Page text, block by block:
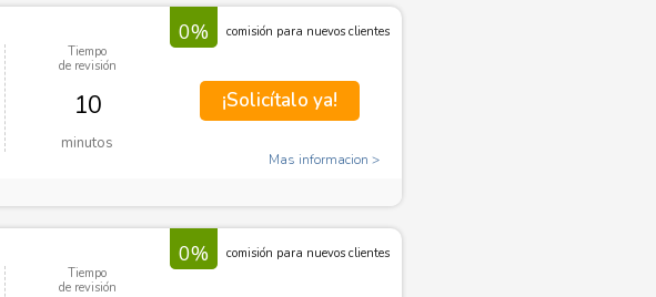
Tiempo
de revisión
10
minutos
0% comisión para nuevos clientes
¡Solicítalo ya!
Mas informacion
Tiempo
de revisión
0% comisión para nuevos clientes